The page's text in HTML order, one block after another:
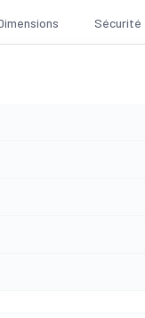
Sécurité